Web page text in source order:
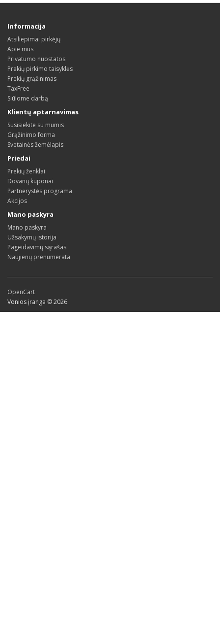
Informacija
Atsiliepimai pirkėjų
Apie mus
Privatumo nuostatos
Prekių pirkimo taisyklės
Prekių grąžinimas
TaxFree
Siūlome darbą
Klientų aptarnavimas
Susisiekite su mumis
Grąžinimo forma
Svetainės žemėlapis
Priedai
Prekių ženklai
Dovanų kuponai
Partnerystės programa
Akcijos
Mano paskyra
Mano paskyra
Užsakymų istorija
Pageidavimų sąrašas
Naujienų prenumerata
OpenCart
Vonios įranga © 2026